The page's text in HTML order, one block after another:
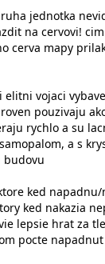
jednotka
na cervovi!
cerva mapy
vojaci
pouzivaju
rychlo a su
a s
budovu
ked
ked nakazia
lepsie hrat za
pocte